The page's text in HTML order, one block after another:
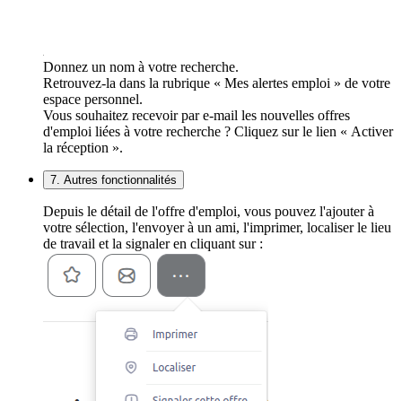
Donnez un nom à votre recherche.
Retrouvez-la dans la rubrique « Mes alertes emploi » de votre
espace personnel.
Vous souhaitez recevoir par e-mail les nouvelles offres
d'emploi liées à votre recherche ? Cliquez sur le lien « Activer
la réception ».
7. Autres fonctionnalités
Depuis le détail de l'offre d'emploi, vous pouvez l'ajouter à
votre sélection, l'envoyer à un ami, l'imprimer, localiser le lieu
de travail et la signaler en cliquant sur :